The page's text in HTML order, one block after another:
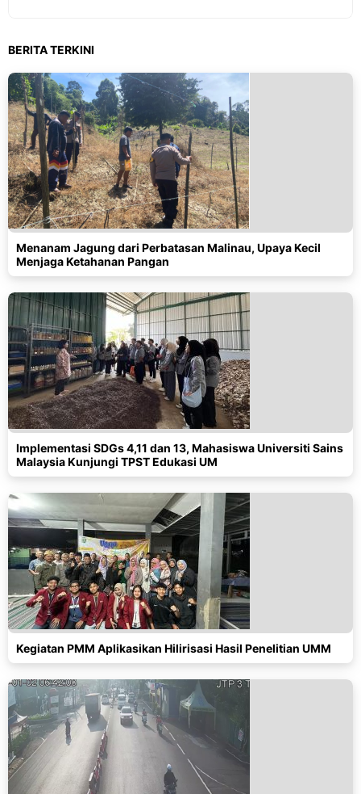
BERITA TERKINI
Menanam Jagung dari Perbatasan Malinau, Upaya Kecil
Menjaga Ketahanan Pangan
Implementasi SDGs 4,11 dan 13, Mahasiswa Universiti Sains
Malaysia Kunjungi TPST Edukasi UM
Kegiatan PMM Aplikasikan Hilirisasi Hasil Penelitian UMM